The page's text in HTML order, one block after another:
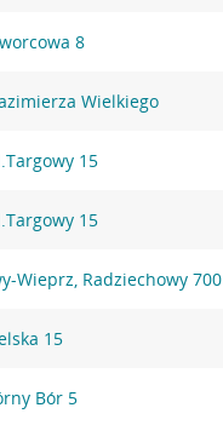
8
Wielkiego
15
15
Wieprz, Radziechowy 700
15
Bór 5